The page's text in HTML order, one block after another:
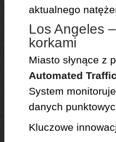
aktualnego
Los Angeles
korkami
Miasto słynące z
Automated
System
danych
Kluczowe